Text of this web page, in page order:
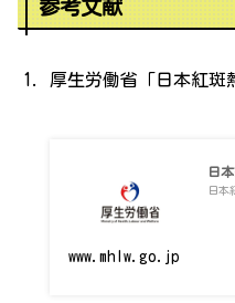
参考文献
厚生労働省「日本紅斑
日
日本
www.mhlw.go.jp